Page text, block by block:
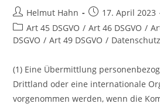
Beitrags-
Autor:
Helmut Hahn
Beitrag
veröffentlicht:
17. April 2023
Beitrags-
Kategorie:
Art 45 DSGVO / Art 46 DSGVO /
DSGVO / Art 49 DSGVO / Datenschutz
(1) Eine Übermittlung
Drittland oder eine internationale
vorgenommen werden, wenn die